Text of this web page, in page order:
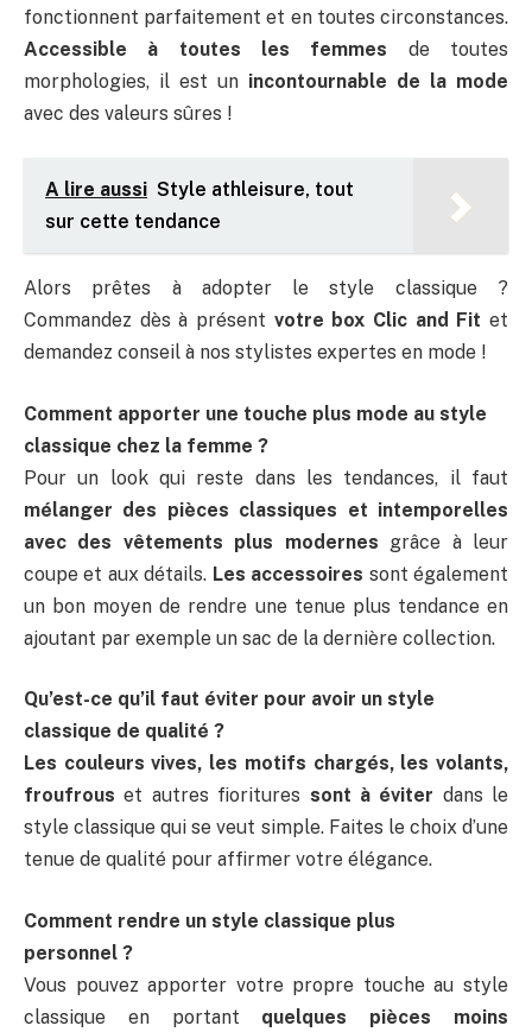
fonctionnent parfaitement et en toutes circonstances.
Accessible à toutes les femmes de toutes
morphologies, il est un incontournable de la mode
avec des valeurs sûres !
A lire aussi Style athleisure, tout
sur cette tendance
Alors prêtes à adopter le style classique ?
Commandez dès à présent votre box Clic and Fit et
demandez conseil à nos stylistes expertes en mode !
Comment apporter une touche plus mode au style
classique chez la femme ?
Pour un look qui reste dans les tendances, il faut
mélanger des pièces classiques et intemporelles
avec des vêtements plus modernes grâce à leur
coupe et aux détails. Les accessoires sont également
un bon moyen de rendre une tenue plus tendance en
ajoutant par exemple un sac de la dernière collection.
Qu’est-ce qu’il faut éviter pour avoir un style
classique de qualité ?
Les couleurs vives, les motifs chargés, les volants,
froufrous et autres fioritures sont à éviter dans le
style classique qui se veut simple. Faites le choix d’une
tenue de qualité pour affirmer votre élégance.
Comment rendre un style classique plus
personnel ?
Vous pouvez apporter votre propre touche au style
classique en portant quelques pièces moins